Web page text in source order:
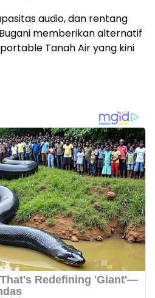
audio, dan rentang
memberikan alternatif
Tanah Air yang kini